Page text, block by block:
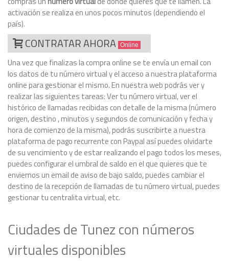
activación se realiza en unos pocos minutos (dependiendo el
país).
CONTRATAR AHORA Online
Una vez que finalizas la compra online se te envía un email con
los datos de tu número virtual y el acceso a nuestra plataforma
online para gestionar el mismo. En nuestra web podrás ver y
realizar las siguientes tareas: Ver tu número virtual, ver el
histórico de llamadas recibidas con detalle de la misma (número
origen, destino , minutos y segundos de comunicación y fecha y
hora de comienzo de la misma), podrás suscribirte a nuestra
plataforma de pago recurrente con Paypal así puedes olvidarte
de su vencimiento y de estar realizando el pago todos los meses,
puedes configurar el umbral de saldo en el que quieres que te
enviemos un email de aviso de bajo saldo, puedes cambiar el
destino de la recepción de llamadas de tu número virtual, puedes
gestionar tu centralita virtual, etc.
Ciudades de Tunez con números
virtuales disponibles